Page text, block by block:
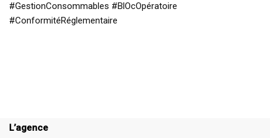
#GestionConsommables #BlOcOpératoire
#ConformitéRéglementaire
L’agence